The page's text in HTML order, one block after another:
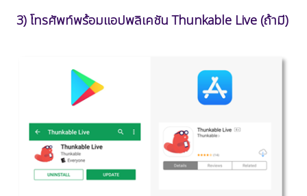
3) โทรศัพท์พร้อมแอปพลิเคชัน Thunkable Live (ถ้ามี)